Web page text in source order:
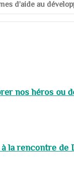
d’aide au
nos héros ou
la rencontre de